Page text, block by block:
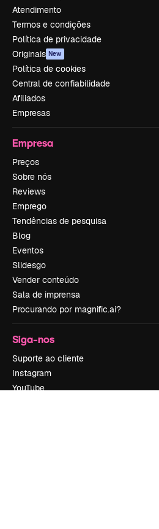
Atendimento
Termos e condições
Política de privacidade
Originais New
Política de cookies
Central de confiabilidade
Afiliados
Empresas
Empresa
Preços
Sobre nós
Reviews
Emprego
Tendências de pesquisa
Blog
Eventos
Slidesgo
Vender conteúdo
Sala de imprensa
Procurando por magnific.ai?
Siga-nos
Suporte ao cliente
Instagram
YouTube